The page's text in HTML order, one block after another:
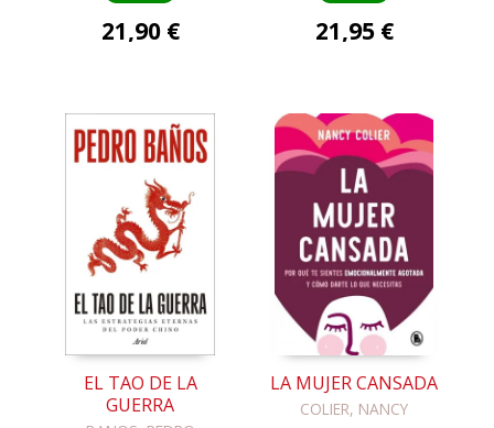
21,90 € 21,95 €
EL TAO DE LA
GUERRA
LA MUJER CANSADA
COLIER, NANCY